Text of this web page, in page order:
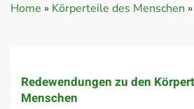
Home » Körperteile des Menschen »
Redewendungen zu den
Menschen